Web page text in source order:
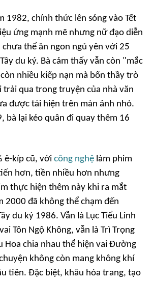
1982, chính thức lên sóng vào Tết
ứng mạnh mẽ nhưng nữ đạo diễn
thể ăn ngon ngủ yên với 25
Tây du ký. Bà cảm thấy vẫn còn "mắc
nhiều kiếp nạn mà bốn thầy trò
trải qua trong truyện của nhà văn
được tái hiện trên màn ảnh nhỏ.
bà lại kéo quân đi quay thêm 16
ê-kíp cũ, với công nghệ làm phim
hơn, tiền nhiều hơn nhưng
thực hiện thêm này khi ra mắt
2000 đã không thể chạm đến
du ký 1986. Vẫn là Lục Tiểu Linh
Tôn Ngộ Không, vẫn là Trì Trọng
Hoa chia nhau thể hiện vai Đường
không còn mang không khí
tiên. Đặc biệt, khâu hóa trang, tạo